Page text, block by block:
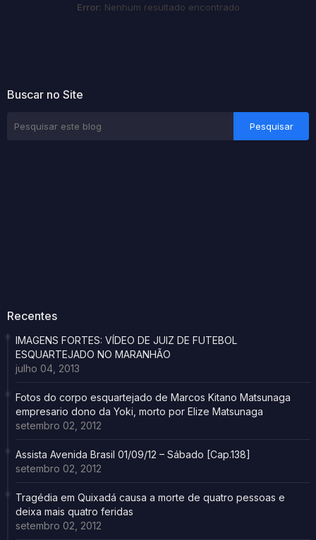
Error: Nenhum resultado encontrado
Buscar no Site
Recentes
IMAGENS FORTES: VÍDEO DE JUIZ DE FUTEBOL
ESQUARTEJADO NO MARANHÃO
julho 04, 2013
Fotos do corpo esquartejado de Marcos Kitano Matsunaga
empresario dono da Yoki, morto por Elize Matsunaga
setembro 02, 2012
Assista Avenida Brasil 01/09/12 – Sábado [Cap.138]
setembro 02, 2012
Tragédia em Quixadá causa a morte de quatro pessoas e
deixa mais quatro feridas
setembro 02, 2012